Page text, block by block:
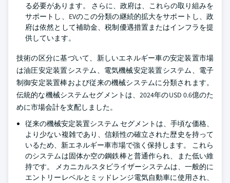
る必要があります。 さらに、政府は、これらの取り組みを
サポートし、EVのこの分類の継続的拡大をサポートし、政
府は依然として補助金、税制優遇措置またはインフラを提
供しています。
技術の区分に基づいて、新しいエネルギー車の安定装置市場
は油圧安定装置システム、電気機械安定装置システム、電子
制御安定装置棒および従来の機械システムに分類されます。
伝統的な機械システムセグメントは、2024年のUSD 0.6億のた
めに市場会計を支配しました。
従来の機械安定装置システム セグメントは、手頃な価格、
より少ない複雑であり、信頼性の確立された歴史を持って
いるため、新エネルギー車市場で強く保持します。 これら
のシステムは固体か空の鋼鉄棒と普通作られ、また低い維
持です。 メカニカルスタビライザーシステムは、一般的に
エントリーレベルとミッドレンジ電気自動車に使用され、